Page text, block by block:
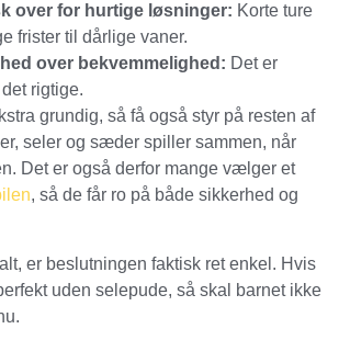
over for hurtige løsninger: Korte ture
frister til dårlige vaner.
over bekvemmelighed: Det er
rigtige.
grundig, så få også styr på resten af
seler og sæder spiller sammen, når
Det er også derfor mange vælger et
, så de får ro på både sikkerhed og
er beslutningen faktisk ret enkel. Hvis
uden selepude, så skal barnet ikke